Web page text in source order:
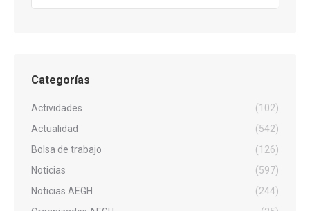
Categorías
Actividades
(102)
Actualidad
(542)
Bolsa de trabajo
(126)
Noticias
(597)
Noticias AEGH
(244)